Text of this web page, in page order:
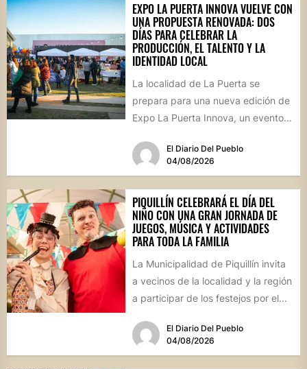
EXPO LA PUERTA INNOVA VUELVE CON
UNA PROPUESTA RENOVADA: DOS
DÍAS PARA CELEBRAR LA
PRODUCCIÓN, EL TALENTO Y LA
IDENTIDAD LOCAL
La localidad de La Puerta se
prepara para una nueva edición de
Expo La Puerta Innova, un evento
El Diario Del Pueblo
04/08/2026
PIQUILLÍN CELEBRARÁ EL DÍA DEL
NIÑO CON UNA GRAN JORNADA DE
JUEGOS, MÚSICA Y ACTIVIDADES
PARA TODA LA FAMILIA
La Municipalidad de Piquillín invita
a vecinos de la localidad y la región
a participar de los festejos por el...
El Diario Del Pueblo
04/08/2026